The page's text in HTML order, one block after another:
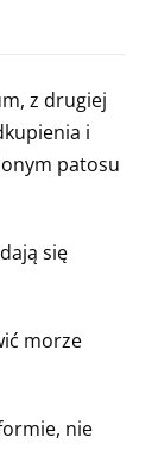
z drugiej
i
patosu
się
morze
nie